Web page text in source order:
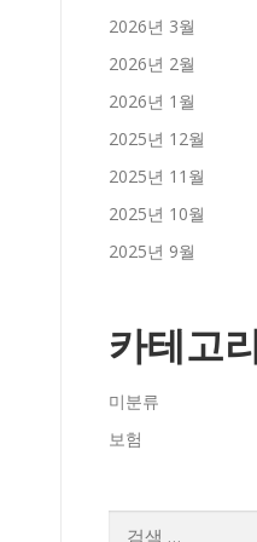
2026년 3월
2026년 2월
2026년 1월
2025년 12월
2025년 11월
2025년 10월
2025년 9월
카테고리
미분류
보험